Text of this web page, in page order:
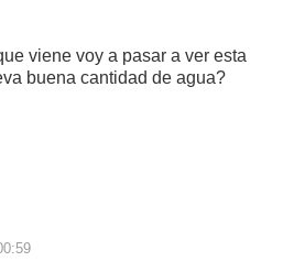
viene voy a pasar a ver esta
buena cantidad de agua?